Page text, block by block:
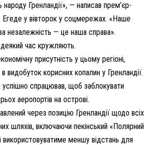
народу Гренландії», — написав прем’єр-
Егеде у вівторок у соцмережах. «Наше
незалежність — це наша справа».
час кружляють.
присутність у цьому регіоні,
видобуток корисних копалин у Гренландії.
спрацював, щоб заблокувати
аеропортів на острові.
через позицію Гренландії щодо всіх
шляхів, включаючи пекінський «Полярний
меншу відстань для